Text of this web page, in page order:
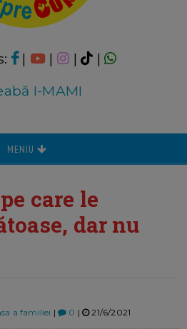
| | |
|
I-MAMI
MENIU
care le
dar nu
a familiei | 0 | 21/6/2021